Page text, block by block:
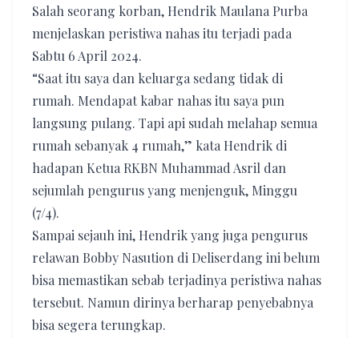
Salah seorang korban, Hendrik Maulana Purba
menjelaskan peristiwa nahas itu terjadi pada
Sabtu 6 April 2024.
“Saat itu saya dan keluarga sedang tidak di
rumah. Mendapat kabar nahas itu saya pun
langsung pulang. Tapi api sudah melahap semua
rumah sebanyak 4 rumah,” kata Hendrik di
hadapan Ketua RKBN Muhammad Asril dan
sejumlah pengurus yang menjenguk, Minggu
(7/4).
Sampai sejauh ini, Hendrik yang juga pengurus
relawan Bobby Nasution di Deliserdang ini belum
bisa memastikan sebab terjadinya peristiwa nahas
tersebut. Namun dirinya berharap penyebabnya
bisa segera terungkap.